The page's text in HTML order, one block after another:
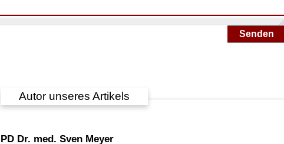
Senden
Autor unseres Artikels
PD Dr. med. Sven Meyer